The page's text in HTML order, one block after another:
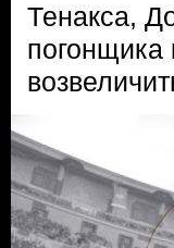
Тенакса,
погонщика